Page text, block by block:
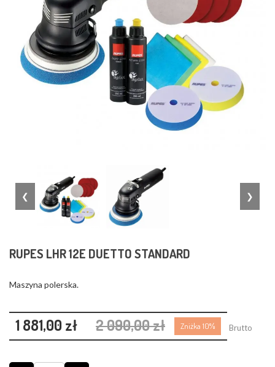
❮ ❯
RUPES LHR 12E DUETTO STANDARD
Maszyna polerska.
1 881,00 zł 2 090,00 zł Zniżka 10% Brutto